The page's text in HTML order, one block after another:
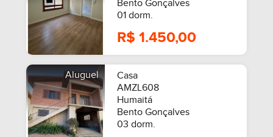
Bento Gonçalves
01 dorm.
R$ 1.450,00
Aluguel
Casa
AMZL608
Humaitá
Bento Gonçalves
03 dorm.